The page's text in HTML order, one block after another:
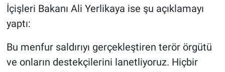
İçişleri Bakanı Ali Yerlikaya ise şu açıklamayı
yaptı:
Bu menfur saldırıyı gerçekleştiren terör örgütü
ve onların destekçilerini lanetliyoruz. Hiçbir